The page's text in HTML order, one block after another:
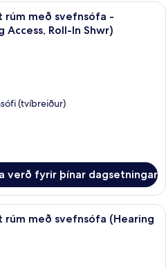
Öryggishólf í herbergi, skrifborð,
með svefnsófa -
Roll-In Shwr)
(tvíbreiður)
verð fyrir þínar dagsetningar
Öryggishólf í herbergi, skrifborð,
með svefnsófa (Hearing